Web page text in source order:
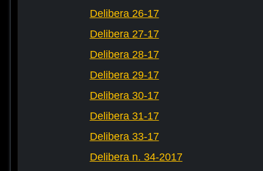
Delibera 26-17
Delibera 27-17
Delibera 28-17
Delibera 29-17
Delibera 30-17
Delibera 31-17
Delibera 33-17
Delibera n. 34-2017